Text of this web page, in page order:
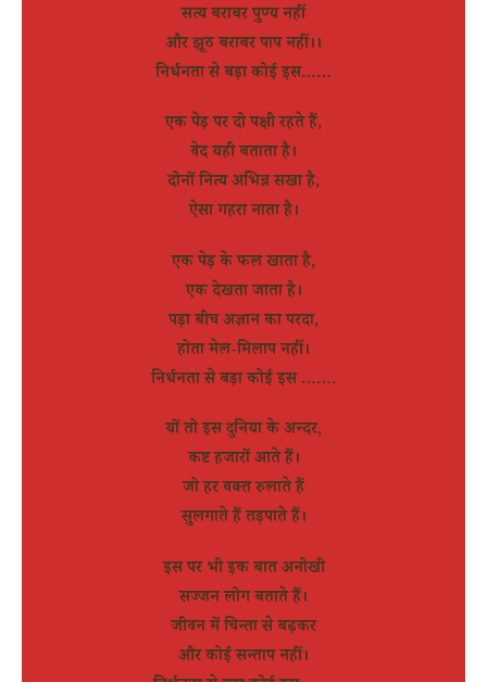
सत्य बराबर पुण्य नहीं
और झूठ बराबर पाप नहीं।।
निर्धनता से बड़ा कोई इस……
एक पेड़ पर दो पक्षी रहते हैं,
वेद यही बताता है।
दोनों नित्य अभिन्न सखा है,
ऐसा गहरा नाता है।
एक पेड़ के फल खाता है,
एक देखता जाता है।
पड़ा बीच अज्ञान का परदा,
होता मेल-मिलाप नहीं।
निर्धनता से बड़ा कोई इस …….
यों तो इस दुनिया के अन्दर,
कष्ट हजारों आते हैं।
जो हर वक्त रुलाते हैं
सुलगाते हैं तड़पाते हैं।
इस पर भी इक बात अनोखी
सज्जन लोग बताते हैं।
जीवन में चिन्ता से बढ़कर
और कोई सन्ताप नहीं।